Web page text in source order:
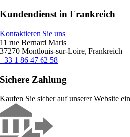
Kundendienst in Frankreich
Kontaktieren Sie uns
11 rue Bernard Maris
37270 Montlouis-sur-Loire, Frankreich
+33 1 86 47 62 58
Sichere Zahlung
Kaufen Sie sicher auf unserer Website ein